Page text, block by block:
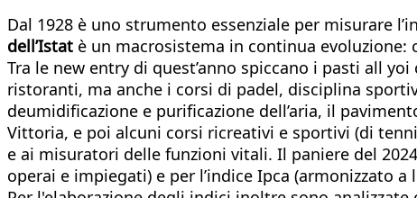
Dal 1928 è uno strumento essenziale per misurare
dell’Istat è un macrosistema in continua
Tra le new entry di quest’anno spiccano i pasti all
ristoranti, ma anche i corsi di padel, disciplina
deumidificazione e purificazione dell’aria, il
Vittoria, e poi alcuni corsi ricreativi e sportivi (di
e ai misuratori delle funzioni vitali. Il paniere del
operai e impiegati) e per l’indice Ipca (armonizzato